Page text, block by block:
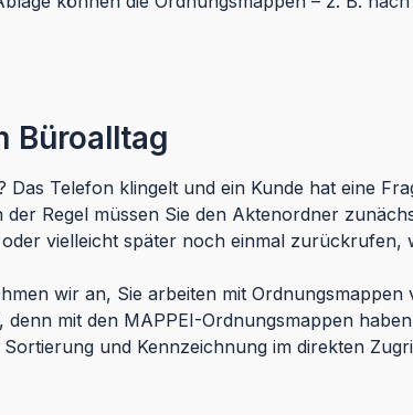
Büroalltag
Telefon klingelt und ein Kunde hat eine
Regel müssen Sie den Aktenordner
vielleicht später noch einmal
wir an, Sie arbeiten mit
mit den MAPPEI-Ordnungsmappen
und Kennzeichnung im direkten